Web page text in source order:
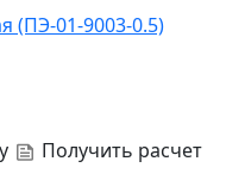
Получить расчет